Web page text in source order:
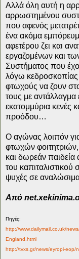
Αλλά όλη αυτή η
αρρωστημένου
που αφενός
ένα ακόμα
αφετέρου ζει και
εργαζομένων και
Συστήματος που
λόγω κεδροσκοπίας
φτωχούς να ζουν
τους με
εκατομμύρια κενές
προόδου…
Ο αγώνας λοιπόν
φτωχών
και δωρεάν παιδεία
του
ψυχές σε
Από
Πηγές:
http://www.dailymail.co.uk/
England.html
http://tvxs.gr/news/eyropi-eop/